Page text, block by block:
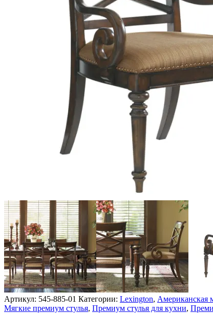
Артикул: 545-885-01 Категории: Lexington, Американская
Мягкие премиум стулья, Премиум стулья для кухни,